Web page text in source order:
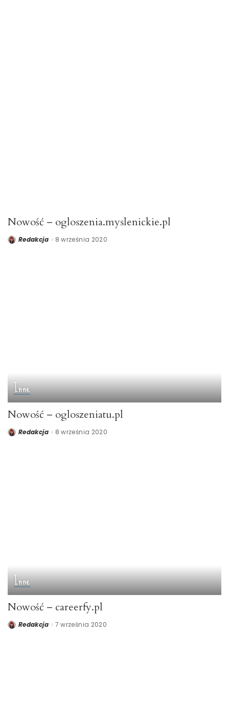
Nowość – ogloszenia.myslenickie.pl
PostedRedakcja 8 września 2020
Inne
Nowość – ogloszeniatu.pl
PostedRedakcja 8 września 2020
Inne
Nowość – careerfy.pl
PostedRedakcja 7 września 2020